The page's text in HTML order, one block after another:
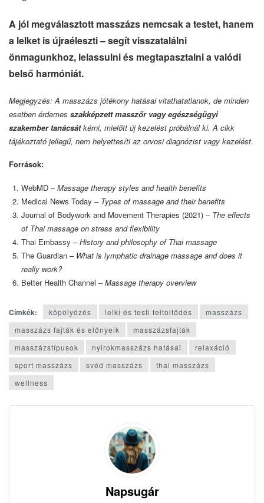
A jól megválasztott masszázs nemcsak a testet, hanem
a lelket is újraéleszti – segít visszatalálni
önmagunkhoz, lelassulni és megtapasztalni a valódi
belső harmóniát.
Megjegyzés: A masszázs jótékony hatásai vitathatatlanok, de minden
esetben érdemes szakképzett masszőr vagy egészségügyi
szakember tanácsátkérni, mielőtt új kezelést próbálnál ki. A cikk
tájékoztató jellegű, nem helyettesíti az orvosi diagnózist vagy kezelést.
Források:
WebMD –Massage therapy styles and health benefits
Medical News Today – Types of massage and their benefits
Journal of Bodywork and Movement Therapies (2021) – The effects
of Thai massage on stress and flexibility
Thai Embassy –History and philosophy of Thai massage
The Guardian – What is lymphatic drainage massage and does it
really work?
Better Health Channel –Massage therapy overview
Címkék: köpölyözés lelki és testi feltöltődés
masszázs
masszázs fajták és előnyeik
masszázsfajták
masszázstípusok
nyirokmasszázs hatásai
relaxáció
sport masszázs
svéd masszázs
thai masszázs
wellness
Napsugár